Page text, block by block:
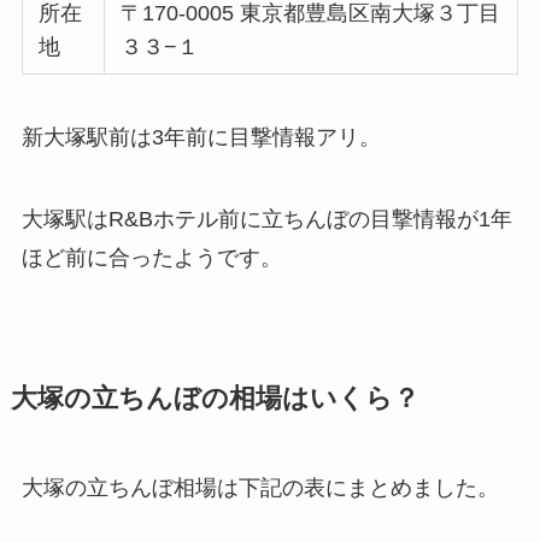
所在
地
〒170-0005 東京都豊島区南大塚３丁目
３３−１
新大塚駅前は3年前に目撃情報アリ。
大塚駅はR&Bホテル前に立ちんぼの目撃情報が1年
ほど前に合ったようです。
大塚の立ちんぼの相場はいくら？
大塚の立ちんぼ相場は下記の表にまとめました。